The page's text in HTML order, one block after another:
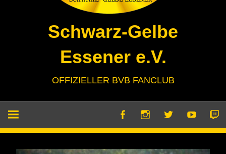
Schwarz-Gelbe
Essener e.V.
OFFIZIELLER BVB FANCLUB